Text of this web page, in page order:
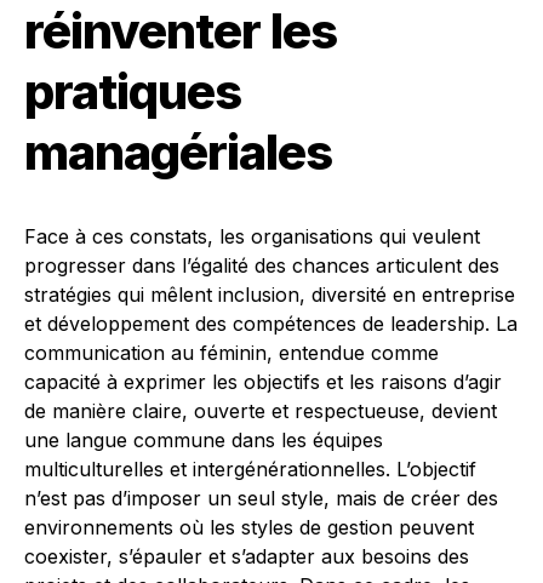
réinventer les
pratiques
managériales
Face à ces constats, les organisations qui veulent
progresser dans l’égalité des chances articulent des
stratégies qui mêlent inclusion, diversité en entreprise
et développement des compétences de leadership. La
communication au féminin, entendue comme
capacité à exprimer les objectifs et les raisons d’agir
de manière claire, ouverte et respectueuse, devient
une langue commune dans les équipes
multiculturelles et intergénérationnelles. L’objectif
n’est pas d’imposer un seul style, mais de créer des
environnements où les styles de gestion peuvent
coexister, s’épauler et s’adapter aux besoins des